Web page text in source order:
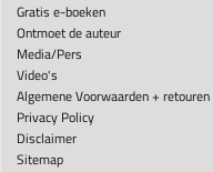
Gratis e-boeken
Ontmoet de auteur
Media/Pers
Video's
Algemene Voorwaarden + retouren
Privacy Policy
Disclaimer
Sitemap